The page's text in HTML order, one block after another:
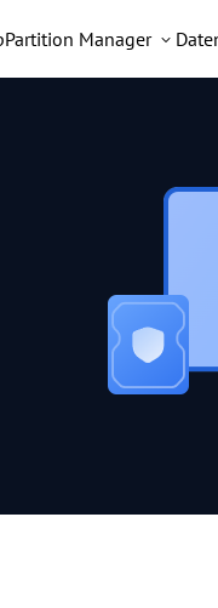
Partition Manager